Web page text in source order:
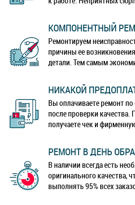
КОМПОНЕНТНЫЙ
Ремонтируем
причины ее
детали. Тем самым
НИКАКОЙ
Вы оплачиваете ремонт
после проверки качества.
получаете чек и
РЕМОНТ В ДЕНЬ
В наличии всегда есть
оригинального качества,
выполнять 95% всех